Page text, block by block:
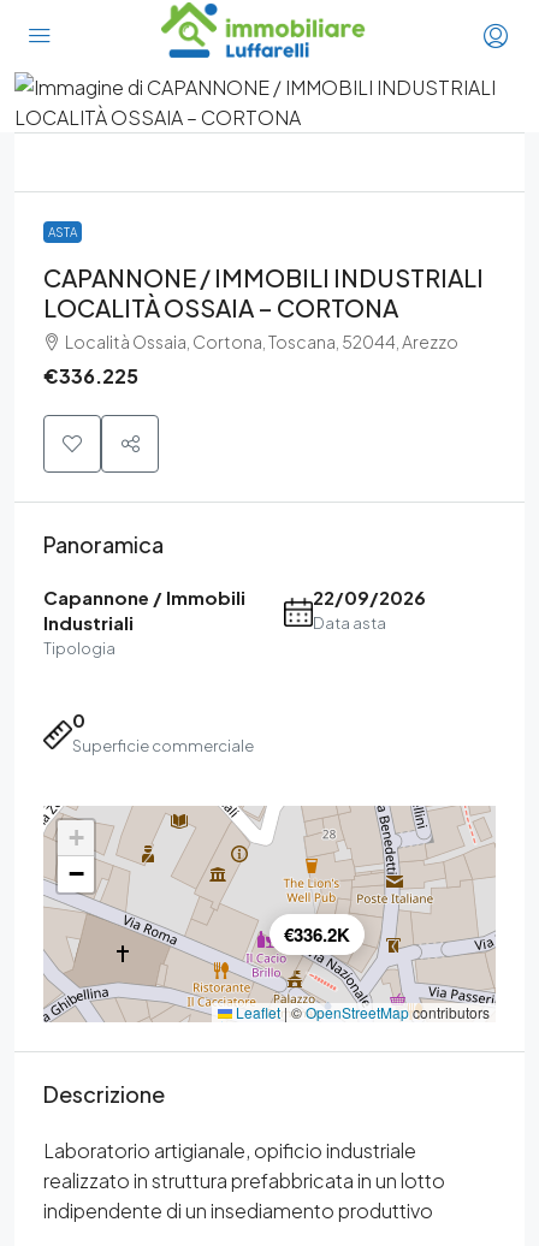
ASTA
CAPANNONE / IMMOBILI INDUSTRIALI
LOCALITÀ OSSAIA – CORTONA
Località Ossaia, Cortona, Toscana, 52044, Arezzo
€336.225
Panoramica
Capannone / Immobili
Industriali
Tipologia
22/09/2026
Data asta
0
Superficie commerciale
€336.2K
+
−
Leaflet |©OpenStreetMapcontributors
Descrizione
Laboratorio artigianale, opificio industriale
realizzato in struttura prefabbricata in un lotto
indipendente di un insediamento produttivo